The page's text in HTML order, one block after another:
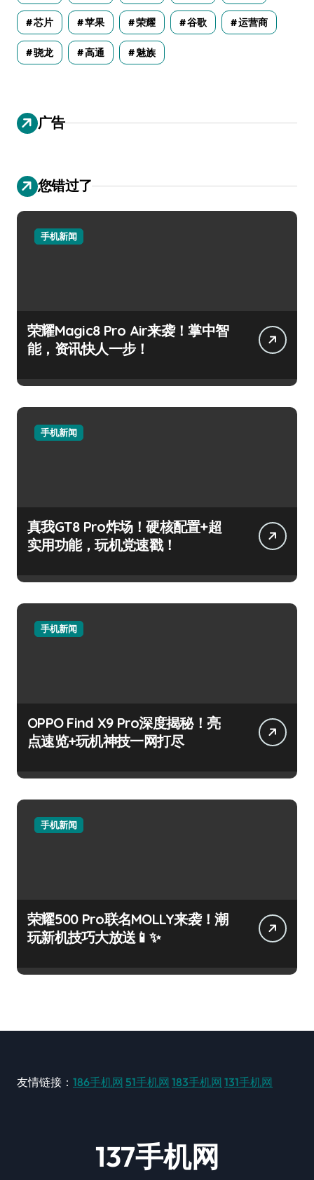
芯片 苹果 荣耀 谷歌 运营商
骁龙 高通 魅族
广告
您错过了
手机新闻
荣耀Magic8 Pro Air来袭！掌中智
能，资讯快人一步！
手机新闻
真我GT8 Pro炸场！硬核配置+超
实用功能，玩机党速戳！
手机新闻
OPPO Find X9 Pro深度揭秘！亮
点速览+玩机神技一网打尽
手机新闻
荣耀500 Pro联名MOLLY来袭！潮
玩新机技巧大放送📱✨
友情链接： 186手机网 51手机网 183手机网 131手机网
137手机网